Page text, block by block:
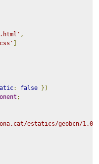
,
: false
})
;
estatics/geobcn/